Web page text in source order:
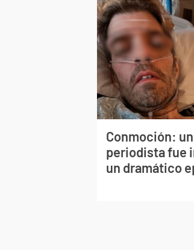
Conmoción:
periodista fue
un dramático